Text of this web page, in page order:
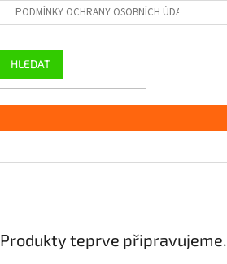
PODMÍNKY OCHRANY OSOBNÍCH ÚDAJŮ GDPR
HLEDAT
Produkty teprve připravujeme.